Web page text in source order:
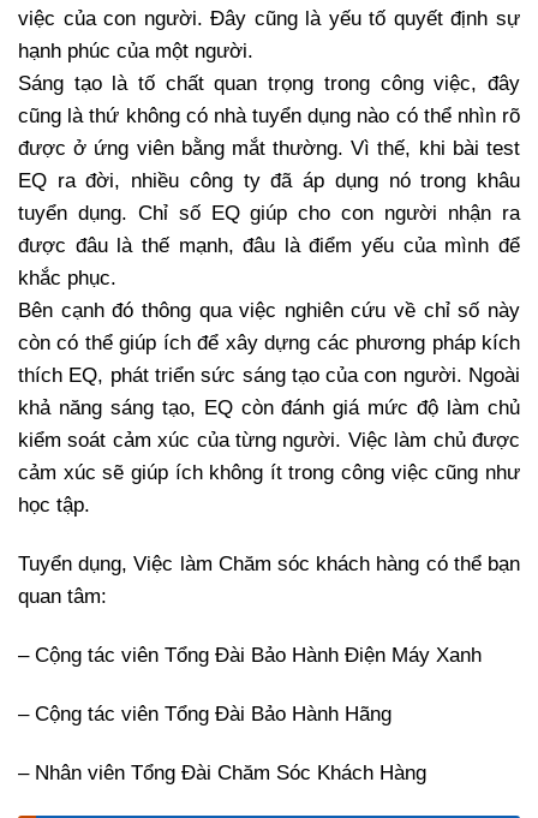
việc của con người. Đây cũng là yếu tố quyết định sự
hạnh phúc của một người.
Sáng tạo là tố chất quan trọng trong công việc, đây
cũng là thứ không có nhà tuyển dụng nào có thể nhìn rõ
được ở ứng viên bằng mắt thường. Vì thế, khi bài test
EQ ra đời, nhiều công ty đã áp dụng nó trong khâu
tuyển dụng. Chỉ số EQ giúp cho con người nhận ra
được đâu là thế mạnh, đâu là điểm yếu của mình để
khắc phục.
Bên cạnh đó thông qua việc nghiên cứu về chỉ số này
còn có thể giúp ích để xây dựng các phương pháp kích
thích EQ, phát triển sức sáng tạo của con người. Ngoài
khả năng sáng tạo, EQ còn đánh giá mức độ làm chủ
kiểm soát cảm xúc của từng người. Việc làm chủ được
cảm xúc sẽ giúp ích không ít trong công việc cũng như
học tập.
Tuyển dụng, Việc làm Chăm sóc khách hàng có thể bạn
quan tâm:
– Cộng tác viên Tổng Đài Bảo Hành Điện Máy Xanh
– Cộng tác viên Tổng Đài Bảo Hành Hãng
– Nhân viên Tổng Đài Chăm Sóc Khách Hàng